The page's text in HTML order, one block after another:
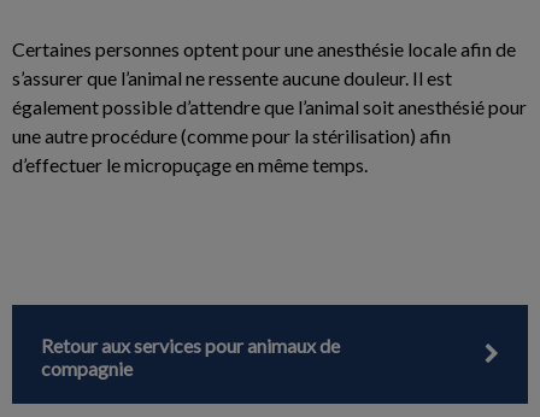
Certaines personnes optent pour une anesthésie locale afin de
s’assurer que l’animal ne ressente aucune douleur. Il est
également possible d’attendre que l’animal soit anesthésié pour
une autre procédure (comme pour la stérilisation) afin
d’effectuer le micropuçage en même temps.
Retour aux services pour animaux de
compagnie